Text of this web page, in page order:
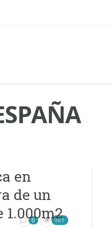
en
de un
1.000m2
0 989